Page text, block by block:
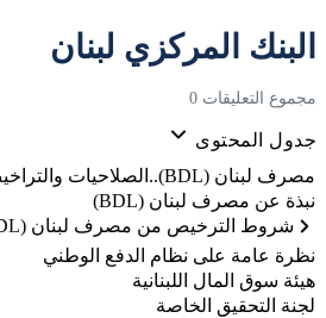
البنك المركزي لبنان
مجموع التعليقات 0
جدول المحتوى
مصرف لبنان (BDL)..الصلاحيات والتراخيص
نبذة عن مصرف لبنان (BDL)
شروط الترخيص من مصرف لبنان (BDL)
نظرة عامة على نظام الدفع الوطني
هيئة سوق المال اللبنانية
لجنة التحقيق الخاصة